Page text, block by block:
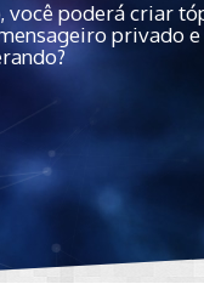
você poderá criar
privado